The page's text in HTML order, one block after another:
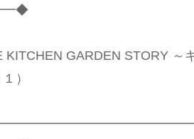
GARDEN STORY ～
）